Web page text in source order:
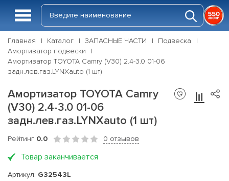
Главная Каталог ЗАПАСНЫЕ ЧАСТИ
Подвеска
Амортизатор подвески
Амортизатор TOYOTA Camry (V30) 2.4-3.0 01-06
задн.лев.газ.LYNXauto (1 шт)
Амортизатор TOYOTA Camry
(V30) 2.4-3.0 01-06
задн.лев.газ.LYNXauto (1 шт)
Рейтинг 0.0 0 отзывов
Товар заканчивается
Артикул: G32543L